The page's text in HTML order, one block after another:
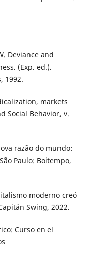
Deviance and
(Exp. ed.).
1992.
markets
Social Behavior, v.
razão do mundo:
Paulo: Boitempo,
moderno creó
Swing, 2022.
Curso en el